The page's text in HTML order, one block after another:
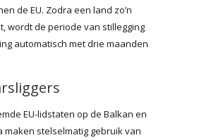
de EU. Zodra een land zo’n
wordt de periode van stillegging
automatisch met drie maanden
EU-lidstaten op de Balkan en
maken stelselmatig gebruik van